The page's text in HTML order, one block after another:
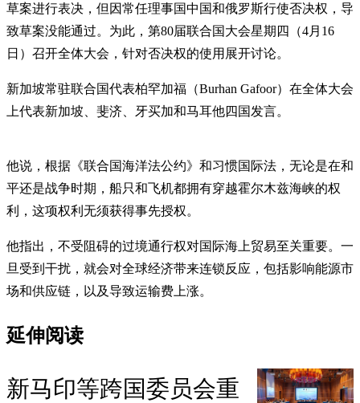
草案进行表决，但因常任理事国中国和俄罗斯行使否决权，导
致草案没能通过。为此，第80届联合国大会星期四（4月16
日）召开全体大会，针对否决权的使用展开讨论。
新加坡常驻联合国代表柏罕加福（Burhan Gafoor）在全体大会
上代表新加坡、斐济、牙买加和马耳他四国发言。
他说，根据《联合国海洋法公约》和习惯国际法，无论是在和
平还是战争时期，船只和飞机都拥有穿越霍尔木兹海峡的权
利，这项权利无须获得事先授权。
他指出，不受阻碍的过境通行权对国际海上贸易至关重要。一
旦受到干扰，就会对全球经济带来连锁反应，包括影响能源市
场和供应链，以及导致运输费上涨。
延伸阅读
新马印等跨国委员会重